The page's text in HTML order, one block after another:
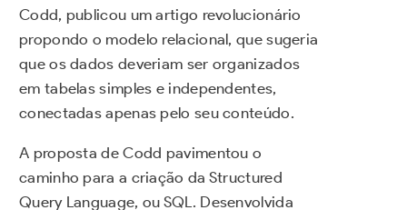
Codd, publicou um artigo revolucionário
propondo o modelo relacional, que sugeria
que os dados deveriam ser organizados
em tabelas simples e independentes,
conectadas apenas pelo seu conteúdo.
A proposta de Codd pavimentou o
caminho para a criação da Structured
Query Language, ou SQL. Desenvolvida